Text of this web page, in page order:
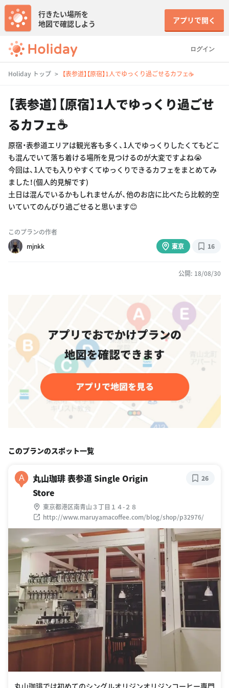
ログイン
行きたい場所を
地図で確認しよう
アプリで開く
Holiday トップ 【表参道】【原宿】1人でゆっくり過ごせるカフェ☕️
【表参道】【原宿】1人でゆっくり過ごせ
るカフェ☕️
原宿・表参道エリアは観光客も多く、1人でゆっくりしたくてもどこ
も混んでいて落ち着ける場所を見つけるのが大変ですよね😭
今回は、1人でも入りやすくてゆっくりできるカフェをまとめてみ
ました！(個人的見解です)
土日は混んでいるかもしれませんが、他のお店に比べたら比較的空
いていてのんびり過ごせると思います😊
このプランの作者
mjnkk
東京 16
公開: 18/08/30
このプランのスポット一覧
A
丸山珈琲 表参道 Single Origin
Store
東京都港区南青山３丁目１４-２８
http://www.maruyamacoffee.com/blog/shop/p32976/
26